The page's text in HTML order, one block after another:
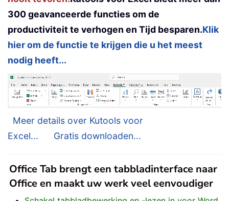
300 geavanceerde functies om de
productiviteit te verhogen en Tijd besparen.Klik
hier om de functie te krijgen die u het meest
nodig heeft...
Meer details over Kutools voor
Excel...
Gratis downloaden...
Office Tab brengt een tabbladinterface naar
Office en maakt uw werk veel eenvoudiger